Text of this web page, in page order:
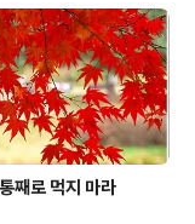
째로 먹지 마라